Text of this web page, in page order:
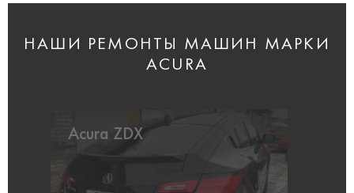
НАШИ РЕМОНТЫ МАШИН МАРКИ
ACURA
Acura ZDX